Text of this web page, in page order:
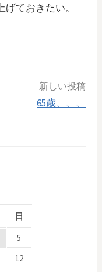
ておきたい。
新しい投稿
65歳、、、
日
5
12